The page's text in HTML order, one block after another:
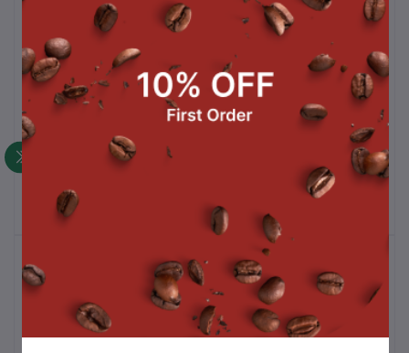
ผงโกโก้ 450 g.
สินค้าขายดี
ซอสช็อกโกแลตท็อปปิ้ง 500 g.